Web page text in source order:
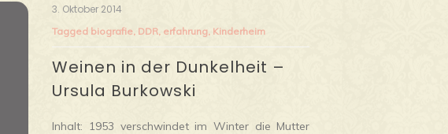
3. Oktober 2014
Tagged biografie DDR erfahrung Kinderheim
Weinen in der Dunkelheit –
Ursula Burkowski
Inhalt: 1953 verschwindet im Winter die Mutter